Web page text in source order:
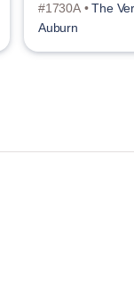
#1730A •The
Auburn